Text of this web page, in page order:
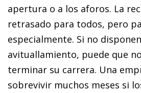
apertura o a los aforos. La
retrasado para todos, pero
especialmente. Si no
avituallamiento, puede que
terminar su carrera. Una
sobrevivir muchos meses si